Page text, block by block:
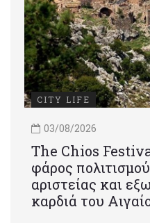
CITY LIFE
03/08/2026
Τhe Chios
φάρος
αριστείας και
καρδιά του